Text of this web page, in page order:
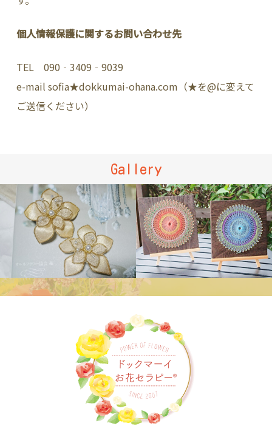
個人情報保護に関するお問い合わせ先
TEL 090‐3409‐9039
e-mail sofia★dokkumai-ohana.com（★を@に変えて
ご送信ください）
Gallery
ハンドメイ
ドアクセサリー
ドックマー
イお花セラピー®️ 糸掛け